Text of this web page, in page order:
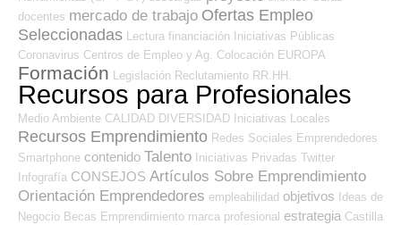
docentes mercado de trabajo Ofertas Empleo
Seleccionadas
Lectura financiación
Iniciativas Públicas
Coronavirus Centros de Empleo y Ag. Colocación EUROPA
Formación Legislación Reclutamiento RR.HH.
Recursos para Profesionales
Medio Ambiente CALIDAD DIVERSIDAD Iniciativas Locales
Recursos Emprendimiento Redes Sociales Emprendedores
Smartphone contenido Talento Iniciativas Privadas Twitter
Infografía CONSEJOS Artículos Sobre Emprendimiento
Orientación Emprendedores empleabilidad objetivos
Ideas de
Negocio Becas Emprendimiento marca profesional estrategia Castilla